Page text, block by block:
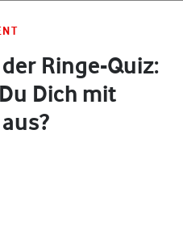
Ringe-Quiz:
Dich mit